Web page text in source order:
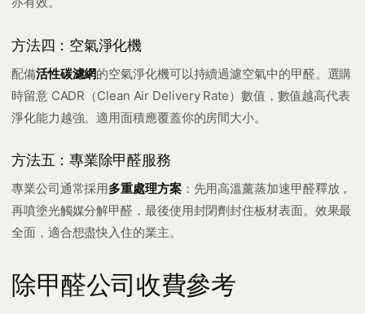
方法四：空氣淨化機
配備活性碳濾網的空氣淨化機可以持續過濾空氣中的甲醛。選購
時留意 CADR（Clean Air Delivery Rate）數值，數值越高代表
淨化能力越強。適用面積應覆蓋你的房間大小。
方法五：專業除甲醛服務
專業公司通常採用多重處理方案：先用高溫薰蒸加速甲醛釋放，
再噴塗光觸媒分解甲醛，最後使用封閉劑封住板材表面。效果最
全面，適合想盡快入住的業主。
除甲醛公司收費參考